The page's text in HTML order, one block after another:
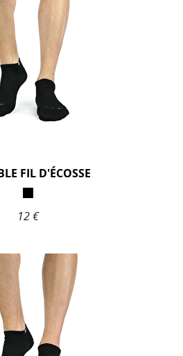
FIL D'ÉCOSSE
12 €